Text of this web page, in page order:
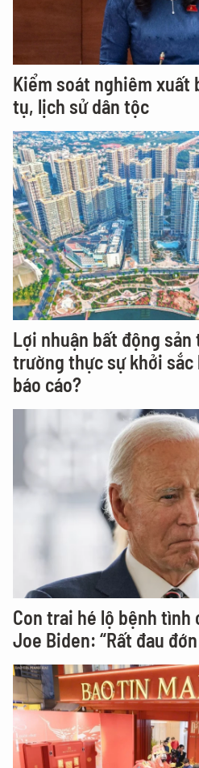
Kiểm soát nghiêm xuất
tụ, lịch sử dân tộc
Lợi nhuận bất động
trường thực sự khởi sắc
báo cáo?
Con trai hé lộ bệnh
Joe Biden: “Rất đau